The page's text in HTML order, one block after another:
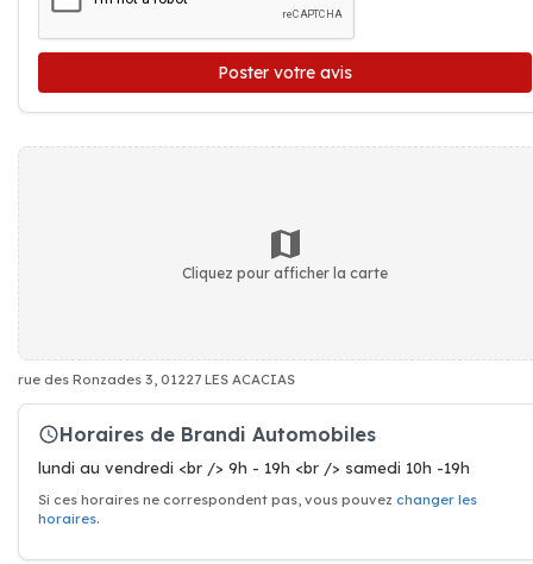
Poster votre avis
Cliquez pour afficher la carte
rue des Ronzades 3, 01227 LES ACACIAS
Horaires de Brandi Automobiles
lundi au vendredi <br /> 9h - 19h <br /> samedi 10h -19h
Si ces horaires ne correspondent pas, vous pouvez changer les
horaires.